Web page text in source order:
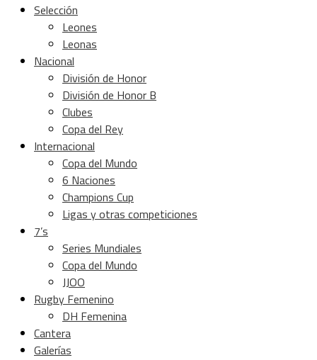
Selección
Leones
Leonas
Nacional
División de Honor
División de Honor B
Clubes
Copa del Rey
Internacional
Copa del Mundo
6 Naciones
Champions Cup
Ligas y otras competiciones
7’s
Series Mundiales
Copa del Mundo
JJOO
Rugby Femenino
DH Femenina
Cantera
Galerías